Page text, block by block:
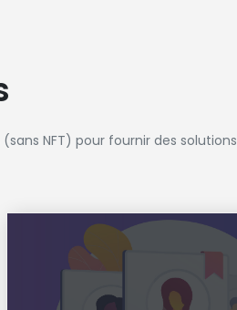
NFT) pour fournir des solutions